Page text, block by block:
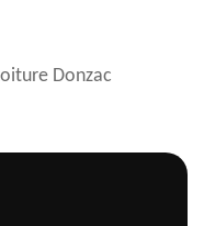
Donzac